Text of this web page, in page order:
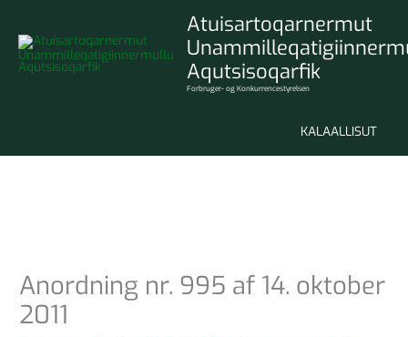
indholdet
Atuisartoqarnermut
Aqutsisoqarfik
Forbruger- og Konkurrencestyrelsen
KALAALLISUT
Anordning nr. 995 af 14. oktober
2011